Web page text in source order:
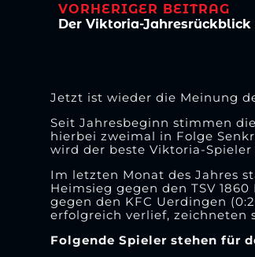
VORHERIGER BEITRAG
Der Viktoria-Jahresrückblick
Jetzt ist wieder die Meinung
Seit Jahresbeginn stimmen
hierbei zweimal in Folge
wird der beste Viktoria-
Im letzten Monat des Jahres
Heimsieg gegen den TSV
gegen den KFC Uerdingen
erfolgreich verlief, zeichneten
Folgende Spieler stehen für